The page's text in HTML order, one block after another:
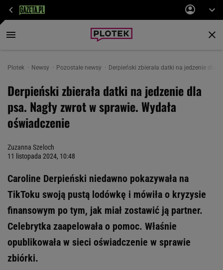
Plotek Newsy Pozostałe newsy Derpieński zbierała datki na jedzenie dla
Derpieński zbierała datki na jedzenie dla
psa. Nagły zwrot w sprawie. Wydała
oświadczenie
Zuzanna Szeloch
11 listopada 2024, 10:48
Caroline Derpieński niedawno pokazywała na
TikToku swoją pustą lodówkę i mówiła o kryzysie
finansowym po tym, jak miał zostawić ją partner.
Celebrytka zaapelowała o pomoc. Właśnie
opublikowała w sieci oświadczenie w sprawie
zbiórki.